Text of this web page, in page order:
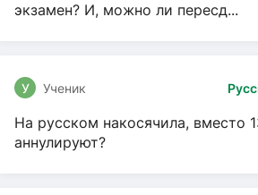
экзамен? И, можно ли пересд...
У Ученик
На русском накосячила, вместо
аннулируют?